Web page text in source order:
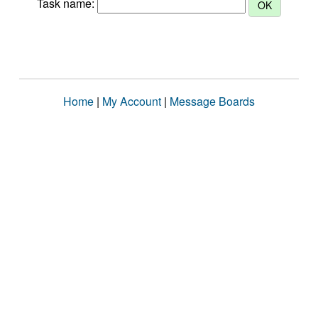
Task name:
Home | My Account | Message Boards